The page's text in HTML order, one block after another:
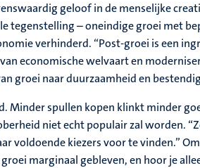
geloof in de menselijke
tegenstelling – oneindige groei met
verhinderd. “Post-groei is een
economische welvaart en
groei naar duurzaamheid en
Minder spullen kopen klinkt minder
niet echt populair zal worden.
voldoende kiezers voor te vinden.”
marginaal gebleven, en hoor je